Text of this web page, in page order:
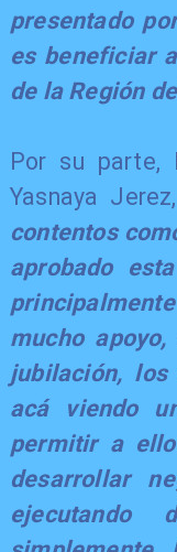
presentado
es beneficiar
de la Región
Por su parte,
Yasnaya
contentos
aprobado
mucho
jubilación, los
acá viendo
permitir a
desarrollar